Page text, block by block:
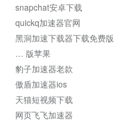
snapchat安卓下载
quickq加速器官网
黑洞加速下载器下载免费版
… 版苹果
豹子加速器老款
傲盾加速器ios
天猫短视频下载
网页飞飞加速器